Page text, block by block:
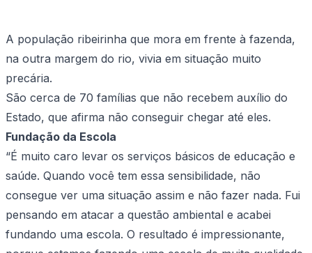
A população ribeirinha que mora em frente à fazenda,
na outra margem do rio, vivia em situação muito
precária.
São cerca de 70 famílias que não recebem auxílio do
Estado, que afirma não conseguir chegar até eles.
Fundação da Escola
“É muito caro levar os serviços básicos de educação e
saúde. Quando você tem essa sensibilidade, não
consegue ver uma situação assim e não fazer nada. Fui
pensando em atacar a questão ambiental e acabei
fundando uma escola. O resultado é impressionante,